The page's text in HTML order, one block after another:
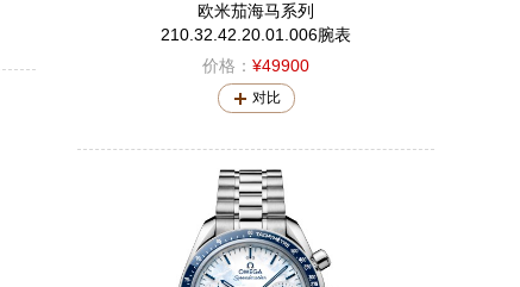
欧米茄海马系列
210.32.42.20.01.006腕表
价格： ¥49900
对比